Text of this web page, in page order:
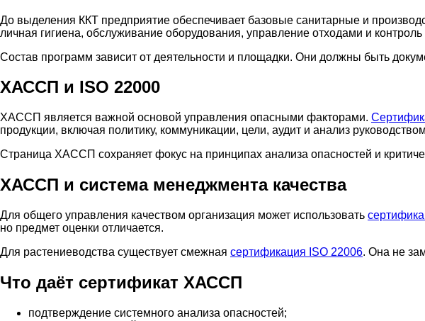
До выделения ККТ предприятие обеспечивает базовые санитарные и
личная гигиена, обслуживание оборудования, управление отходами и
Состав программ зависит от деятельности и площадки. Они должны быть
ХАССП и ISO 22000
ХАССП является важной основой управления опасными факторами.
продукции, включая политику, коммуникации, цели, аудит и анализ
Страница ХАССП сохраняет фокус на принципах анализа опасностей и
ХАССП и система менеджмента качества
Для общего управления качеством организация может использовать
но предмет оценки отличается.
Для растениеводства существует смежная сертификация ISO 22006. Она не
Что даёт сертификат ХАССП
подтверждение системного анализа опасностей;